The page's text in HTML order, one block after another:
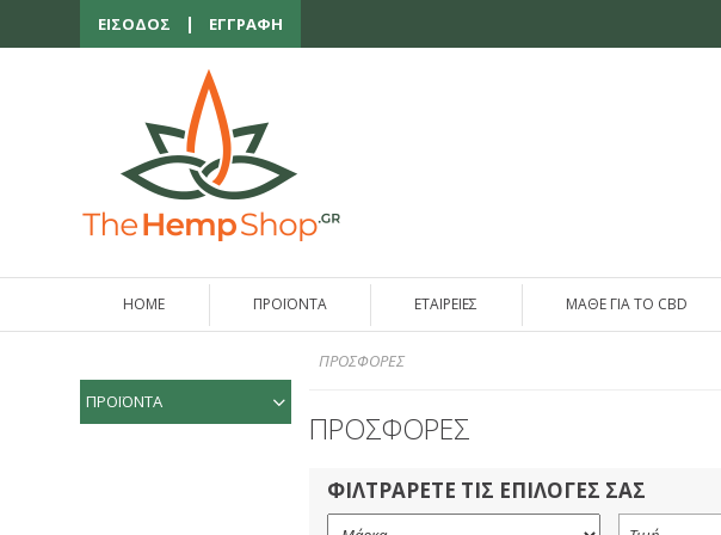
ΕΙΣΟΔΟΣ ΕΓΓΡΑΦΗ
HOME ΠΡΟΪΟΝΤΑ ΕΤΑΙΡΕΙΕΣ ΜΑΘΕ ΓΙΑ ΤΟ CBD
ΠΡΟΪΟΝΤΑ
ΠΡΟΣΦΟΡΕΣ
ΠΡΟΣΦΟΡΕΣ
ΦΙΛΤΡΑΡΕΤΕ ΤΙΣ ΕΠΙΛΟΓΕΣ ΣΑΣ